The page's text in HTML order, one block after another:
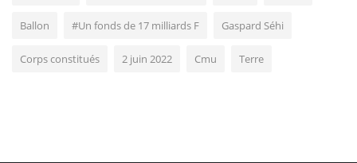
Ballon #Un fonds de 17 milliards F Gaspard Séhi
Corps constitués 2 juin 2022 Cmu Terre